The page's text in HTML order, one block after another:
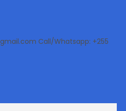
Call/Whatsapp: +255